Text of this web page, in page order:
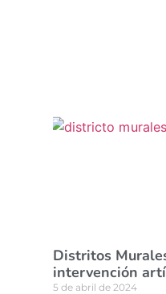
Distritos
intervención
5 de abril de 2024